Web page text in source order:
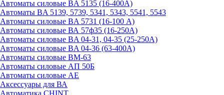
Автоматы силовые BA 5135 (16-400А)
Автоматы BA 5139, 5739, 5341, 5343, 5541, 5543
Автоматы силовые BA 5731 (16-100 А)
Автоматы силовые ВА 57ф35 (16-250А)
Автоматы силовые BA 04-31, 04-35 (25-250А)
Автоматы силовые BA 04-36 (63-400А)
Автоматы силовые ВМ-63
Автоматы силовые АП 50Б
Автоматы силовые АЕ
Аксессуары для ВА
Автоматика CHINT